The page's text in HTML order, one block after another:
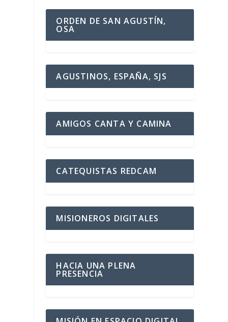
ORDEN DE SAN AGUSTÍN,
OSA
AGUSTINOS, ESPAÑA, SJS
AMIGOS CANTA Y CAMINA
CATEQUISTAS REDCAM
MISIONEROS DIGITALES
HACIA UNA PLENA
PRESENCIA